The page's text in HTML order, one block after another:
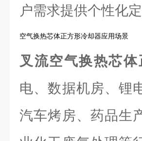
户需求提供个性化定
空气换热芯体正方形冷却器应用场景
叉流空气换热芯
电、数据机房、锂
汽车烤房、药品生